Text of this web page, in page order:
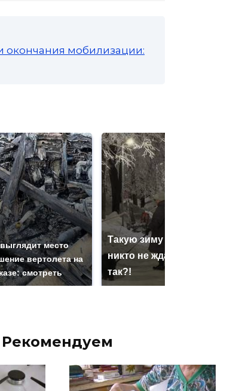
окончания мобилизации:
место
вертолета на
смотреть
Такую зиму в России
никто не ждал: как
так?!
Рекомендуем